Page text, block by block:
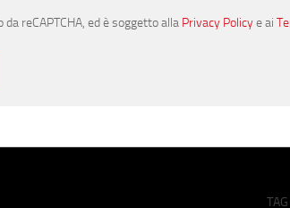
reCAPTCHA, ed è soggetto alla Privacy Policye ai